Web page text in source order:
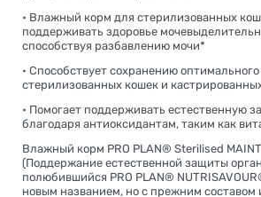
• Влажный корм для стерилизованных
поддерживать здоровье
способствуя разбавлению мочи*
• Способствует сохранению
стерилизованных кошек и
• Помогает поддерживать естественную
благодаря антиоксидантам, таким как
Влажный корм PRO PLAN® Sterilised
(Поддержание естественной защиты
полюбившийся PRO PLAN®
новым названием, но с прежним составом